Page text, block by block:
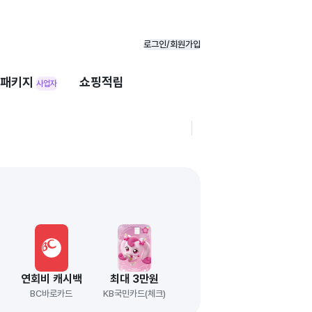
로그인/회원가입
키지 사업자 쇼핑적립
연회비 캐시백
BC바로카드
최대 3만원
KB국민카드(체크)